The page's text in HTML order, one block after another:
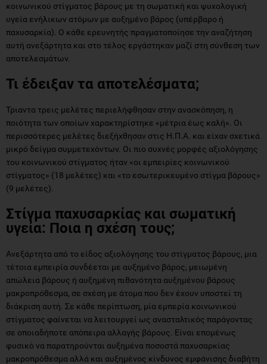
κοινωνικού στίγματος βάρους με τη σωματική και ψυχολογική
υγεία ενήλικων ατόμων με αυξημένο βάρος (υπέρβαρο ή
παχυσαρκία). Ο κάθε ερευνητής πραγματοποίησε την αναζήτηση
αυτή ανεξάρτητα και στο τέλος εργάστηκαν μαζί στη σύνθεση των
αποτελεσμάτων.
Τι έδειξαν τα αποτελέσματα;
Τριαντα τρεις μελέτες περιελήφθησαν στην ανασκόπηση, η
ποιότητα των οποίων χαρακτηρίστηκε «μέτρια έως καλή». Οι
περισσότερες μελέτες διεξήχθησαν στις Η.Π.Α. και είχαν σχετικά
μικρό δείγμα συμμετεχόντων. Οι πιο συχνές μορφές αξιολόγησης
του κοινωνικού στίγματος ήταν «οι εμπειρίες κοινωνικού
στίγματος» (18 μελέτες) και «το εσωτερικευμένο στίγμα βάρους»
(9 μελέτες).
Στίγμα παχυσαρκίας και σωματική
υγεία: Ποια η σχέση τους;
Ανεξάρτητα από το είδος αξιολόγησης του στίγματος βάρους, μια
τέτοια εμπειρία συνδέεται με αυξημένο βάρος, μειωμένη
απώλεια βάρους ή αυξημένη πιθανότητα αυξημένου βάρους
μακροπρόθεσμα, σε σχέση με άτομα που δεν έχουν υποστεί τη
διάκριση αυτή. Σε κάθε περίπτωση, μία εμπερία κοινωνικού
στίγματος φαίνεται να λειτουργεί ως ανασταλτικός παράγοντας
σε οποιαδήποτε απόπειρα αλλαγής βάρους. Είναι επομένως
φυσικό να παρατηρούνται αυξημένα ποσοστά παχυσαρκίας
μακροπρόθεσμα αλλά και αυξημένος κίνδυνος εμφάνισης διαβήτη